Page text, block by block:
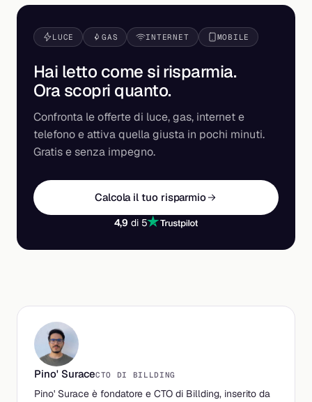
LUCE GAS INTERNET MOBILE
Hai letto come si risparmia.
Ora scopri quanto.
Confronta le offerte di luce, gas, internet e
telefono e attiva quella giusta in pochi minuti.
Gratis e senza impegno.
Calcola il tuo risparmio
4,9 di 5
Pino' SuraceCTO DI BILLDING
Pino' Surace è fondatore e CTO di Billding, inserito da